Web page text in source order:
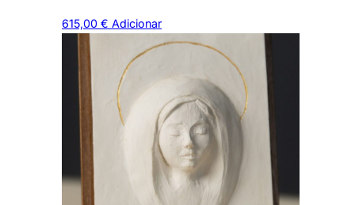
615,00 € Adicionar